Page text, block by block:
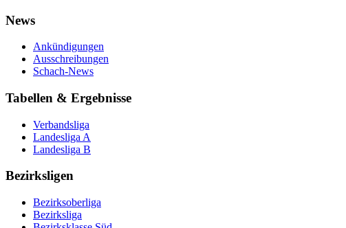
News
Ankündigungen
Ausschreibungen
Schach-News
Tabellen & Ergebnisse
Verbandsliga
Landesliga A
Landesliga B
Bezirksligen
Bezirksoberliga
Bezirksliga